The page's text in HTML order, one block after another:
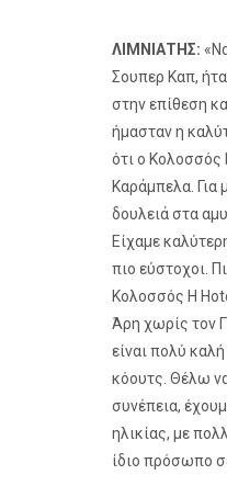
ΛΙΜΝΙΑΤΗΣ:
Σουπερ Καπ,
στην επίθεση
ήμασταν η
ότι ο Κολοσσός
Καράμπελα. Για
δουλειά στα
Είχαμε
πιο εύστοχοι.
Κολοσσός H
Άρη χωρίς τον
είναι πολύ
κόουτς. Θέλω
συνέπεια,
ηλικίας, με
ίδιο πρόσωπο